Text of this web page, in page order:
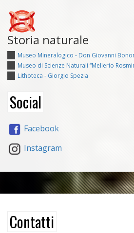
Storia naturale
Museo Mineralogico - Don Giovanni
Museo di Scienze Naturali “Mellerio
Lithoteca - Giorgio Spezia
Social
Facebook
Instagram
Contatti